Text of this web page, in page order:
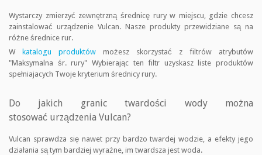
Wystarczy zmierzyć zewnętrzną średnicę rury w miejscu, gdzie chcesz
zainstalować urządzenie Vulcan. Nasze produkty przewidziane są na
różne średnice rur.
W
katalogu produktów możesz skorzystać z filtrów atrybutów
"Maksymalna śr. rury" Wybierając ten filtr uzyskasz liste produktów
spełniajacych Twoje kryterium średnicy rury.
Do jakich granic twardości wody można
stosować urządzenia Vulcan?
Vulcan sprawdza się nawet przy bardzo twardej wodzie, a efekty jego
działania są tym bardziej wyraźne, im twardsza jest woda.